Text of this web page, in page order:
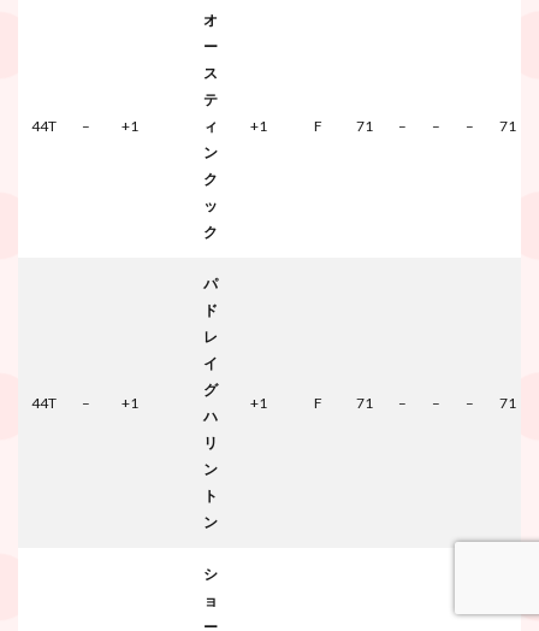
44T – +1
オ
ー
ス
テ
ィ
ン
ク
ッ
ク
+1 F 71 – – – 71
44T – +1
パ
ド
レ
イ
グ
ハ
リ
ン
ト
ン
+1 F 71 – – – 71
シ
ョ
ー